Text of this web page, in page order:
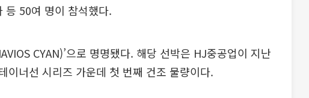
등 50여 명이 참석했다.
CYAN)’으로 명명됐다. 해당 선박은 HJ중공업이 지난
이너선 시리즈 가운데 첫 번째 건조 물량이다.